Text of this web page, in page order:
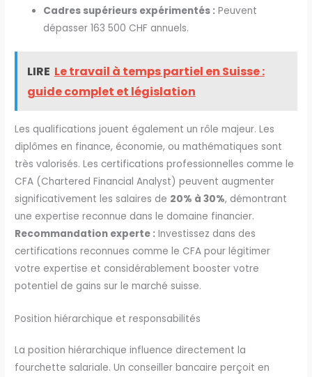
Cadres supérieurs expérimentés : Peuvent
dépasser 163 500 CHF annuels.
LIRE Le travail à temps partiel en Suisse :
guide complet et législation
Les qualifications jouent également un rôle majeur. Les
diplômes en finance, économie, ou mathématiques sont
très valorisés. Les certifications professionnelles comme le
CFA (Chartered Financial Analyst) peuvent augmenter
significativement les salaires de 20% à 30%, démontrant
une expertise reconnue dans le domaine financier.
Recommandation experte : Investissez dans des
certifications reconnues comme le CFA pour légitimer
votre expertise et considérablement booster votre
potentiel de gains sur le marché suisse.
Position hiérarchique et responsabilités
La position hiérarchique influence directement la
fourchette salariale. Un conseiller bancaire perçoit en